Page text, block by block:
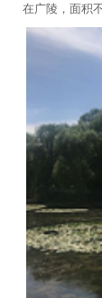
在广陵，面积